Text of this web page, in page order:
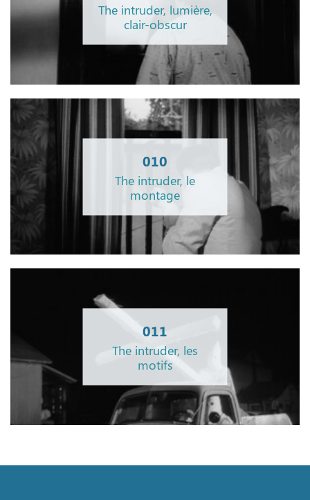
The intruder, lumière,
clair-obscur
010
The intruder, le
montage
011
The intruder, les
motifs